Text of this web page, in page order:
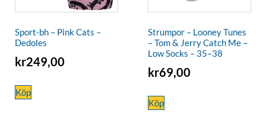
Sport-bh – Pink Cats –
Dedoles
kr249,00
Köp
Strumpor – Looney Tunes
– Tom & Jerry Catch Me –
Low Socks – 35–38
kr69,00
Köp